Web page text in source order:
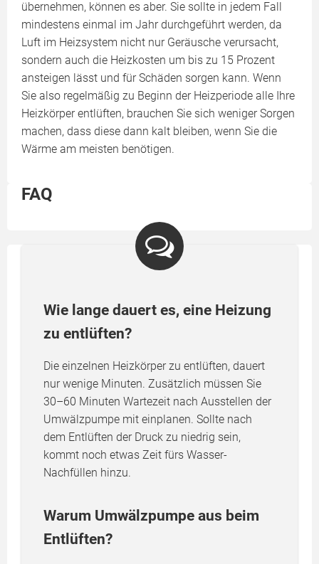
übernehmen, können es aber. Sie sollte in jedem Fall
mindestens einmal im Jahr durchgeführt werden, da
Luft im Heizsystem nicht nur Geräusche verursacht,
sondern auch die Heizkosten um bis zu 15 Prozent
ansteigen lässt und für Schäden sorgen kann. Wenn
Sie also regelmäßig zu Beginn der Heizperiode alle Ihre
Heizkörper entlüften, brauchen Sie sich weniger Sorgen
machen, dass diese dann kalt bleiben, wenn Sie die
Wärme am meisten benötigen.
FAQ
Wie lange dauert es, eine Heizung
zu entlüften?
Die einzelnen Heizkörper zu entlüften, dauert
nur wenige Minuten. Zusätzlich müssen Sie
30–60 Minuten Wartezeit nach Ausstellen der
Umwälzpumpe mit einplanen. Sollte nach
dem Entlüften der Druck zu niedrig sein,
kommt noch etwas Zeit fürs Wasser-
Nachfüllen hinzu.
Warum Umwälzpumpe aus beim
Entlüften?